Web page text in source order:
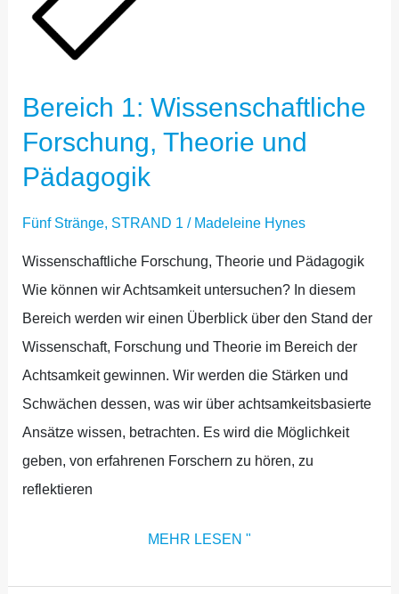
Bereich 1: Wissenschaftliche
Forschung, Theorie und
Pädagogik
Fünf Stränge, STRAND 1 / Madeleine Hynes
Wissenschaftliche Forschung, Theorie und Pädagogik
Wie können wir Achtsamkeit untersuchen? In diesem
Bereich werden wir einen Überblick über den Stand der
Wissenschaft, Forschung und Theorie im Bereich der
Achtsamkeit gewinnen. Wir werden die Stärken und
Schwächen dessen, was wir über achtsamkeitsbasierte
Ansätze wissen, betrachten. Es wird die Möglichkeit
geben, von erfahrenen Forschern zu hören, zu
reflektieren
MEHR LESEN "